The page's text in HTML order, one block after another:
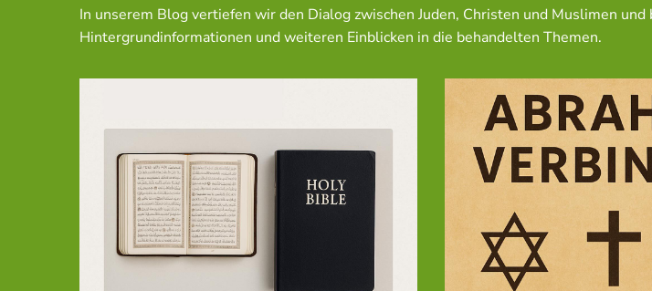
In unserem Blog vertiefen wir den Dialog zwischen Juden, Christen und Muslimen
Hintergrundinformationen und weiteren Einblicken in die behandelten Themen.